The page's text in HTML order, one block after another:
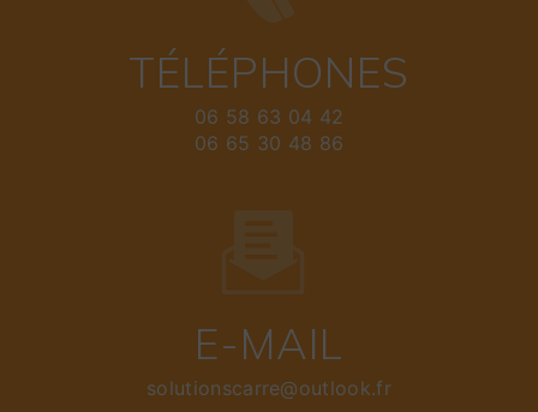
TÉLÉPHONES
06 58 63 04 42
06 65 30 48 86
E-MAIL
solutionscarre@outlook.fr